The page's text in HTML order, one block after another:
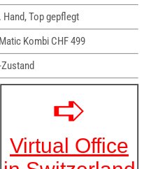
Hand, Top gepflegt
Kombi CHF 499